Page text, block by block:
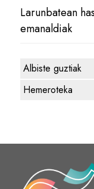
Larunbatean
emanaldiak
Albiste guztiak
Hemeroteka